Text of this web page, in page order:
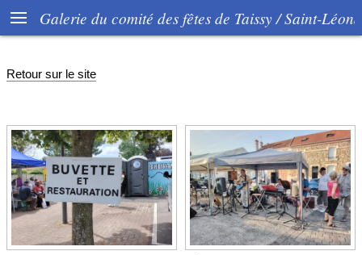
 Galerie du comité des fêtes de Taissy / Saint-
Retour sur le site